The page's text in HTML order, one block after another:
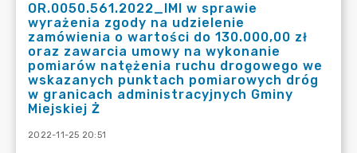
OR.0050.561.2022_IMI w sprawie
wyrażenia zgody na udzielenie
zamówienia o wartości do 130.000,00 zł
oraz zawarcia umowy na wykonanie
pomiarów natężenia ruchu drogowego we
wskazanych punktach pomiarowych dróg
w granicach administracyjnych Gminy
Miejskiej Ż
2022-11-25 20:51